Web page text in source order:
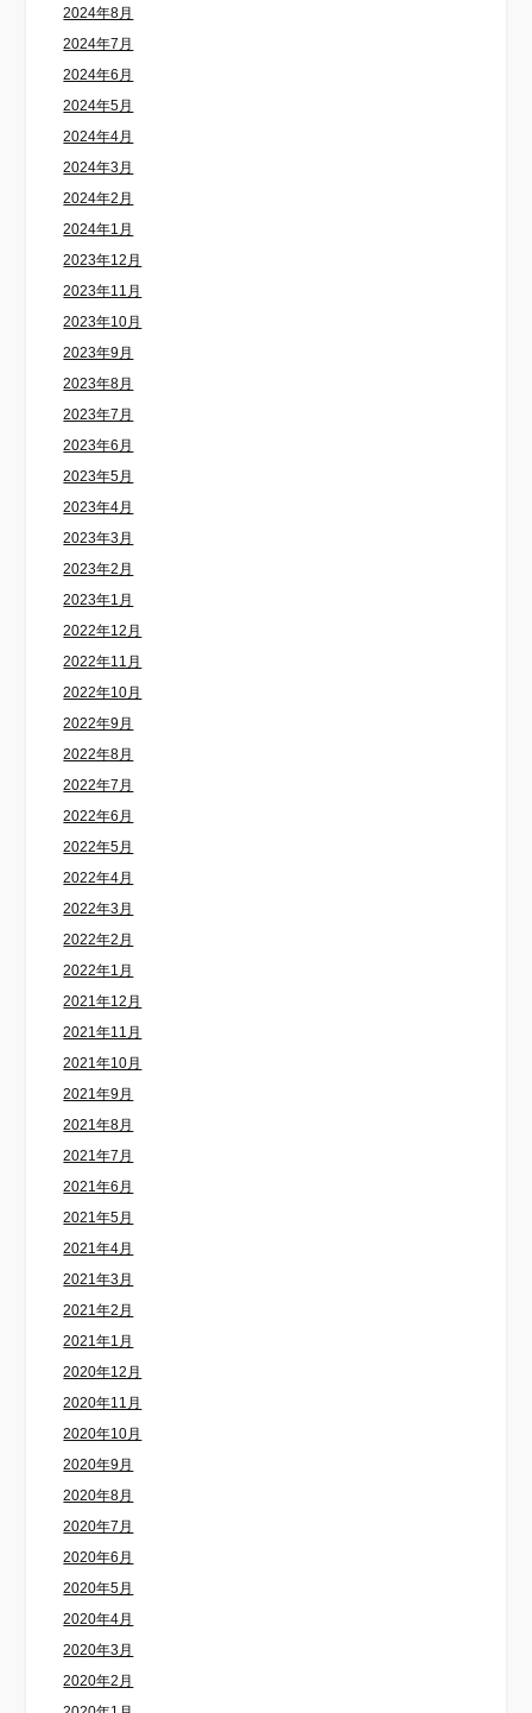
2024年8月
2024年7月
2024年6月
2024年5月
2024年4月
2024年3月
2024年2月
2024年1月
2023年12月
2023年11月
2023年10月
2023年9月
2023年8月
2023年7月
2023年6月
2023年5月
2023年4月
2023年3月
2023年2月
2023年1月
2022年12月
2022年11月
2022年10月
2022年9月
2022年8月
2022年7月
2022年6月
2022年5月
2022年4月
2022年3月
2022年2月
2022年1月
2021年12月
2021年11月
2021年10月
2021年9月
2021年8月
2021年7月
2021年6月
2021年5月
2021年4月
2021年3月
2021年2月
2021年1月
2020年12月
2020年11月
2020年10月
2020年9月
2020年8月
2020年7月
2020年6月
2020年5月
2020年4月
2020年3月
2020年2月